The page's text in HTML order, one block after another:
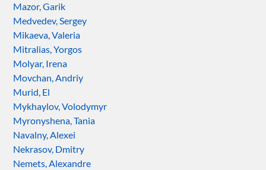
Mazor, Garik
Medvedev, Sergey
Mikaeva, Valeria
Mitralias, Yorgos
Molyar, Irena
Movchan, Andriy
Murid, El
Mykhaylov, Volodymyr
Myronyshena, Tania
Navalny, Alexei
Nekrasov, Dmitry
Nemets, Alexandre